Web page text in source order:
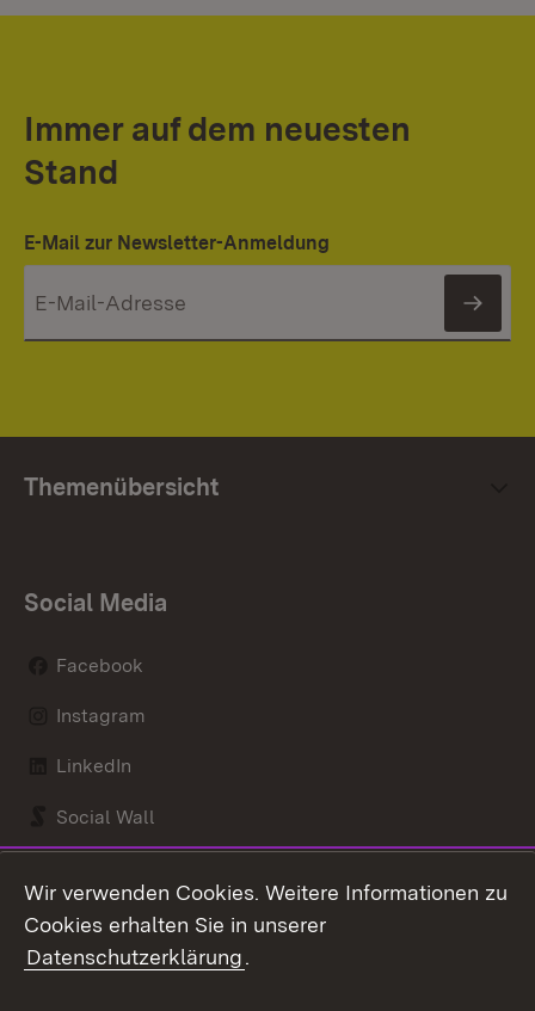
Immer auf dem neuesten
Stand
E-Mail zur Newsletter-Anmeldung
Themenübersicht
Social Media
Facebook
Instagram
LinkedIn
Social Wall
Kontakt
Wir verwenden Cookies. Weitere Informationen zu
Cookies erhalten Sie in unserer
Datenschutzerklärung.